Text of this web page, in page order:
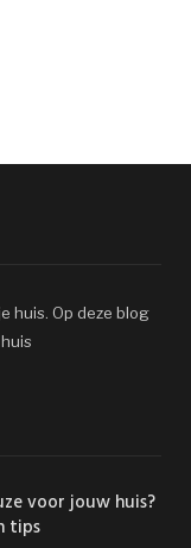
huis. Op deze blog
voor jouw huis?
tips